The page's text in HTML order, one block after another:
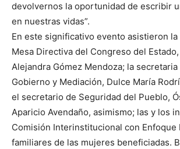
devolvernos la oportunidad de escribir
en nuestras vidas”.
En este significativo evento asistieron
Mesa Directiva del Congreso del
Alejandra Gómez Mendoza; la secretaria
Gobierno y Mediación, Dulce María
el secretario de Seguridad del Pueblo,
Aparicio Avendaño, asimismo; las y los
Comisión Interinstitucional con Enfoque
familiares de las mujeres beneficiadas.